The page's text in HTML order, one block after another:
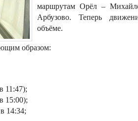
маршрутам Орёл –
Арбузово. Теперь
объёме.
образом:
11:47);
15:00);
14:34;